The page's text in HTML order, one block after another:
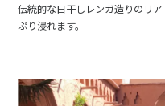
伝統的な日干しレンガ造りのリ
ぷり浸れます。